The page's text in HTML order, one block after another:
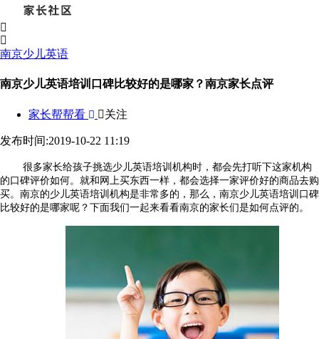
南京少儿英语
南京少儿英语培训口碑比较好的是哪家？南京家长点评
家长帮帮看 关注
发布时间:2019-10-22 11:19
很多家长给孩子挑选少儿英语培训机构时，都会先打听下这家机构
的口碑评价如何。就和网上买东西一样，都会选择一家评价好的商品去购
买。南京的少儿英语培训机构是非常多的，那么，南京少儿英语培训口碑
比较好的是哪家呢？下面我们一起来看看南京的家长们是如何点评的。